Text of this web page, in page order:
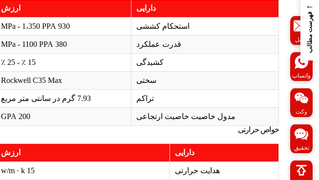
دارایی ارزش
استحکام کششی 930 MPa - 1،350 PPA
قدرت عملکرد 380 MPa - 1100 PPA
کشیدگی 15 ٪ - 25 ٪
سختی Rockwell C35 Max
تراکم 7.93 گرم در سانتی متر مربع
مدول خاصیت خاصیت ارتجاعی
200 GPA
خواص حرارتی
دارایی ارزش
هدایت حرارتی 15 w/m · k
ایمیل
واتساپ
وکت
تحقیق
←
فهرست مطالب